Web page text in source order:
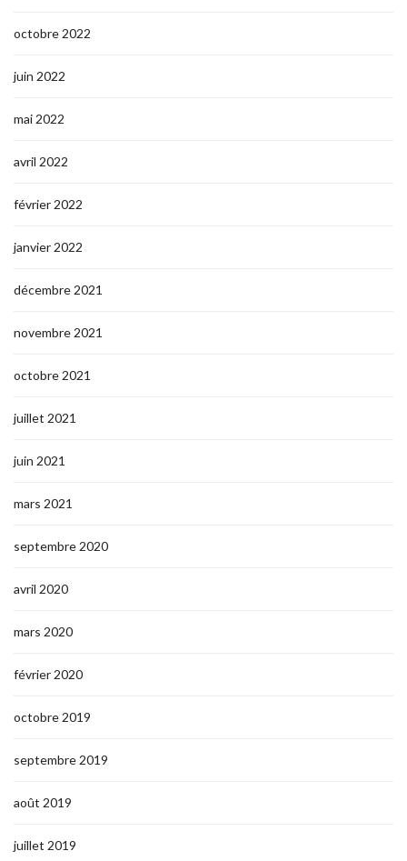
octobre 2022
juin 2022
mai 2022
avril 2022
février 2022
janvier 2022
décembre 2021
novembre 2021
octobre 2021
juillet 2021
juin 2021
mars 2021
septembre 2020
avril 2020
mars 2020
février 2020
octobre 2019
septembre 2019
août 2019
juillet 2019